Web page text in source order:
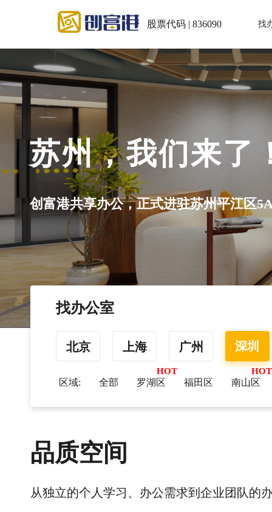
股票代码 | 836090 找
会议室
小程序充值积分再
找办公室
北京 上海 广州 深圳
区域: 全部 罗湖区 福田区 南山区
品质空间
从独立的个人学习、办公需求到企业团队的